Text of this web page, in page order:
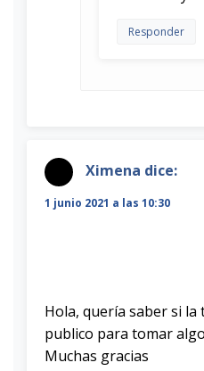
Responder
Ximena dice:
1 junio 2021 a las 10:30
Hola, quería saber si
publico para tomar
Muchas gracias